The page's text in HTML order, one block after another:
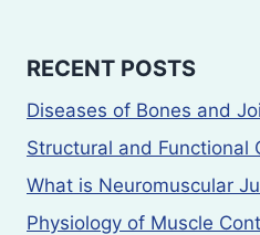
RECENT POSTS
Diseases of Bones and
Structural and Functional
What is Neuromuscular
Physiology of Muscle